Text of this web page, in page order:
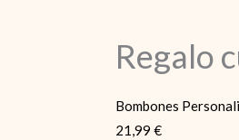
Regalo
Bombones
21,99 €